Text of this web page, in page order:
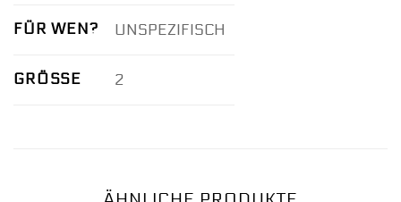
FÜR WEN? UNSPEZIFISCH
GRÖSSE 2